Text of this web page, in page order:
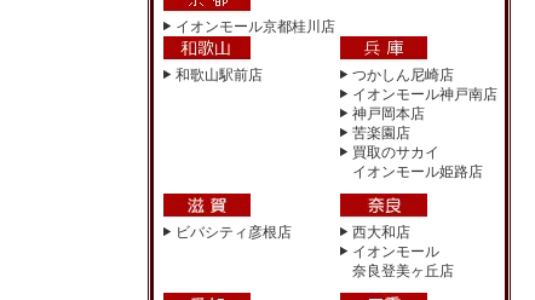
イオンモール京都桂川店
和歌山駅前店
つかしん尼崎店
イオンモール神戸南店
神戸岡本店
苦楽園店
買取のサカイ
イオンモール姫路店
ビバシティ彦根店
西大和店
イオンモール
奈良登美ヶ丘店